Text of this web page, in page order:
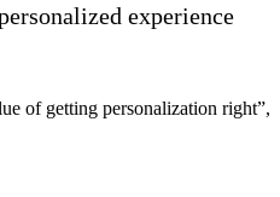
experience
of getting personalization right”,